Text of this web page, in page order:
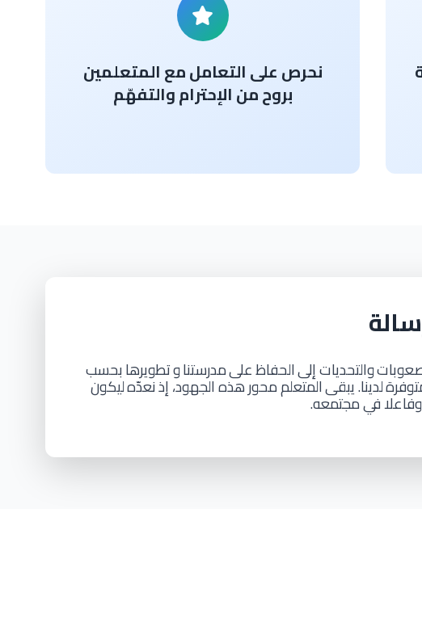
نحرص على التعامل مع المتعلمين
بروح من الإحترام والتفهّم
والتحديات إلىالحفاظعلىمدرستناوتطويرهابحسب
لدينا. يبقىالمتعلم محور هذه الجهود، إذنعدّهليكون
في مجتمعه.